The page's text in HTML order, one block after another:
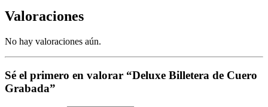
Valoraciones
No hay valoraciones aún.
Sé el primero en valorar “Deluxe Billetera de Cuero
Grabada”